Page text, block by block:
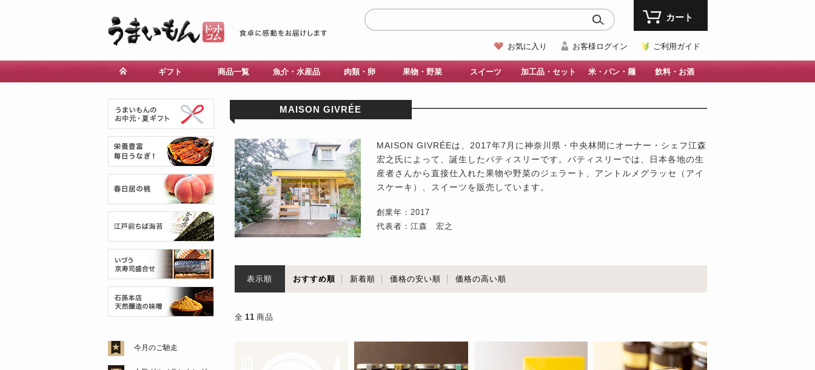
お気に入り お客様ログイン ご利用ガイド
カート
ギフト 商品一覧 魚介・水産品 肉類・卵 果物・野菜 スイーツ 加工品・セット 米・パン・麺 飲料・お酒
MAISON GIVRÉE
MAISON GIVRÉEは、2017年7月に神奈川県・中央林間にオーナー・シェフ江森
宏之氏によって、誕生したパティスリーです。パティスリーでは、日本各地の生
産者さんから直接仕入れた果物や野菜のジェラート、アントルメグラッセ（アイ
スケーキ）、スイーツを販売しています。
創業年：2017
代表者：江森 宏之
表示順 おすすめ順 新着順 価格の安い順 価格の高い順
全 11 商品
今月のご馳走